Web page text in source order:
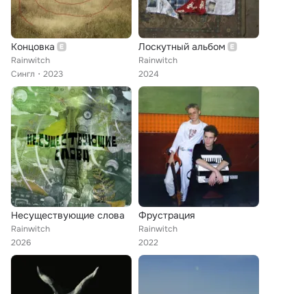
Концовка
Rainwitch
Сингл
2023
Лоскутный альбом
Rainwitch
2024
Несуществующие слова
Rainwitch
2026
Фрустрация
Rainwitch
2022